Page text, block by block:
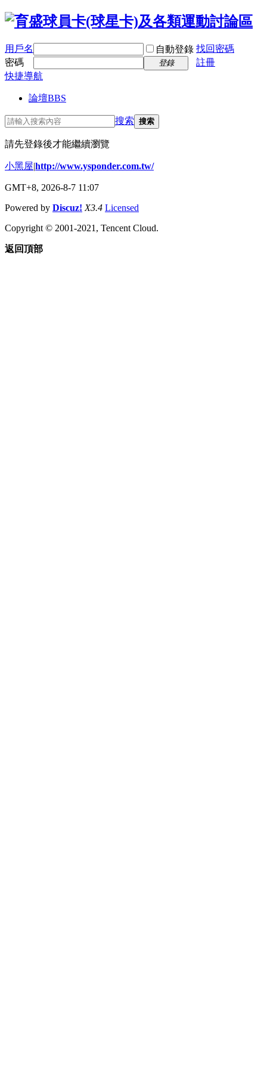
用戶名 自動登錄 找回密碼
密碼
登錄
註冊
快捷導航
論壇BBS
搜索 搜索
請先登錄後才能繼續瀏覽
小黑屋|http://www.ysponder.com.tw/
GMT+8, 2026-8-7 11:07
Powered by Discuz! X3.4 Licensed
Copyright © 2001-2021, Tencent Cloud.
返回頂部